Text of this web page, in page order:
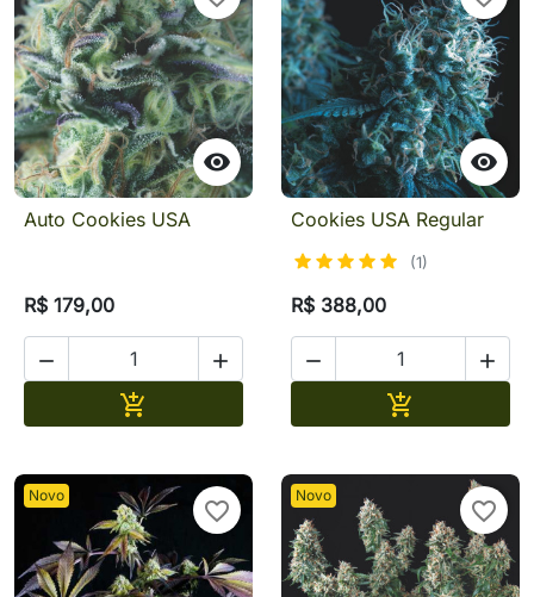

Auto Cookies USA
R$ 179,00
 


Cookies USA Regular
(1)
R$ 388,00
 

Novo
favorite_border
Novo
favorite_border